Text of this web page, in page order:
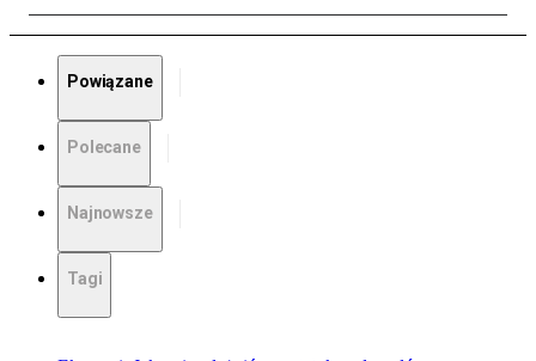
Powiązane
Polecane
Najnowsze
Tagi